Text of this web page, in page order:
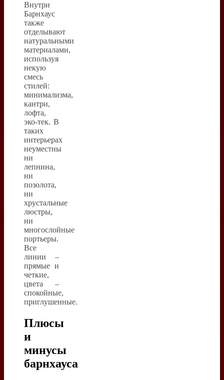
Внутри
Барнхаус
также
отделывают
натуральными
материалами,
используя
некую
смесь
стилей:
минимализма,
кантри,
лофта,
эко-тек. В
таких
интерьерах
неуместны
ни
лепнина,
ни
позолота,
ни
хрустальные
люстры,
ни
многослойные
портьеры.
Все
линии –
прямые и
четкие,
цвета –
спокойные,
приглушенные.
Плюсы
и
минусы
барнхауса